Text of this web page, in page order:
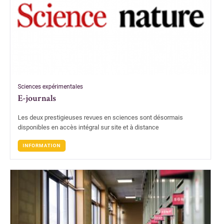
Sciences expérimentales
E-journals
Les deux prestigieuses revues en sciences sont désormais
disponibles en accès intégral sur site et à distance
INFORMATION